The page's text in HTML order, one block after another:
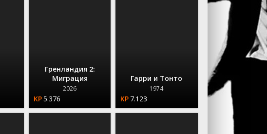
Гренландия 2:
Миграция
2026
5.376
Гарри и Тонто
1974
7.123